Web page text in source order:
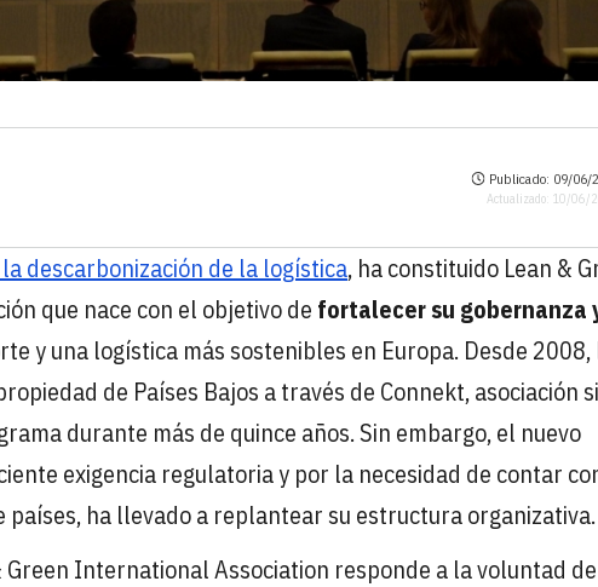
Publicado: 09/06/
Actualizado: 10/06/
descarbonización de la logística, ha constituido Lean &
que nace con el objetivo de fortalecer su gobernanza
y una logística más sostenibles en Europa. Desde 2008,
de Países Bajos a través de Connekt, asociación
durante más de quince años. Sin embargo, el nuevo
exigencia regulatoria y por la necesidad de contar
ha llevado a replantear su estructura organizativa.
Green International Association responde a la voluntad